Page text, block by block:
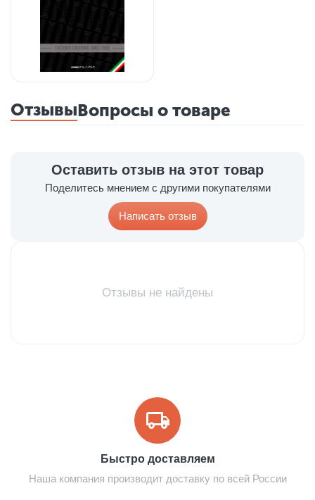
ОтзывыВопросы о товаре
Оставить отзыв на этот товар
Поделитесь мнением с другими покупателями
Написать отзыв
Отзывы не найдены
Быстро доставляем
Наша компания производит доставку по всей России